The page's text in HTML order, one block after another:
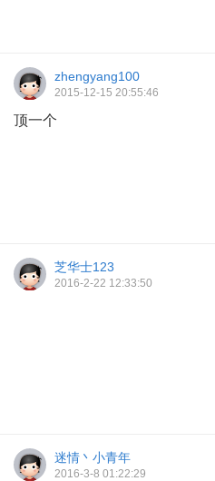
zhengyang100
2015-12-15 20:55:46
顶一个
芝华士123
2016-2-22 12:33:50
迷情丶小青年
2016-3-8 01:22:29